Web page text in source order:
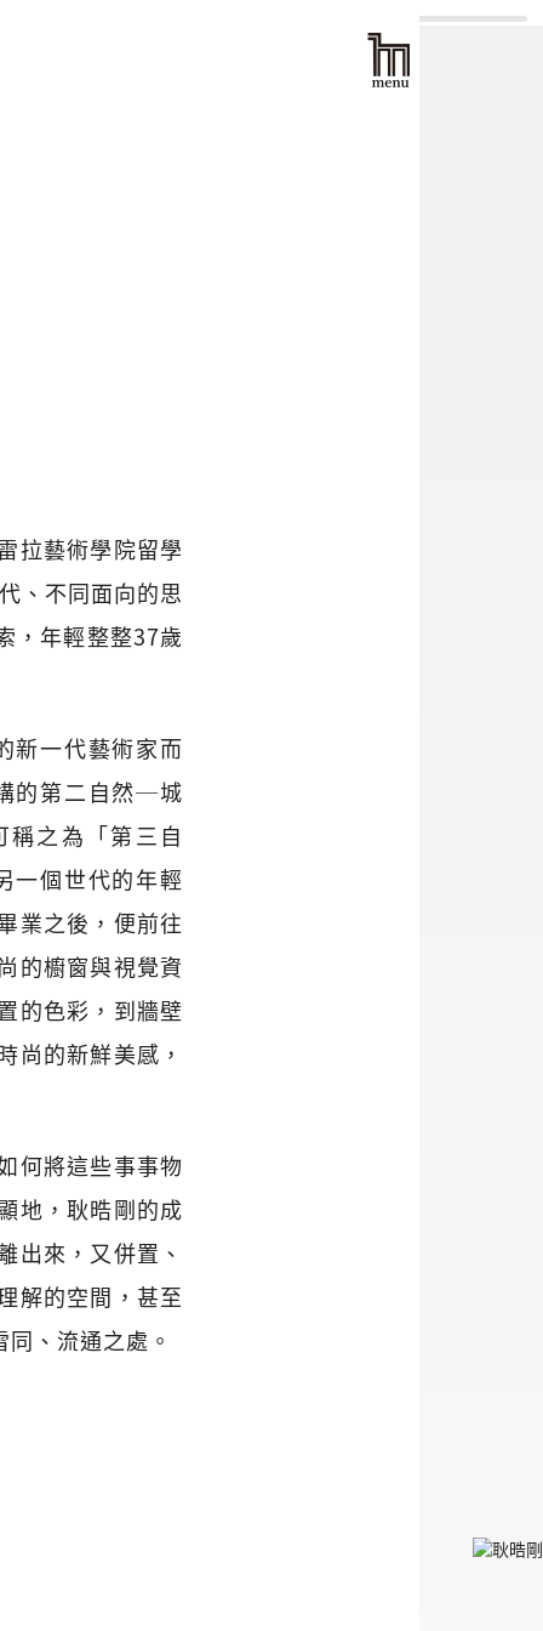
拉藝術學院留學
、不同面向的思
，年輕整整37歲
新一代藝術家而
的第二自然─城
之為「第三自
一個世代的年輕
業之後，便前往
的櫥窗與視覺資
的色彩，到牆壁
尚的新鮮美感，
何將這些事事物
地，耿晧剛的成
出來，又併置、
解的空間，甚至
、流通之處。